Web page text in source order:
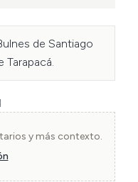
de Santiago
Tarapacá.
y más contexto.